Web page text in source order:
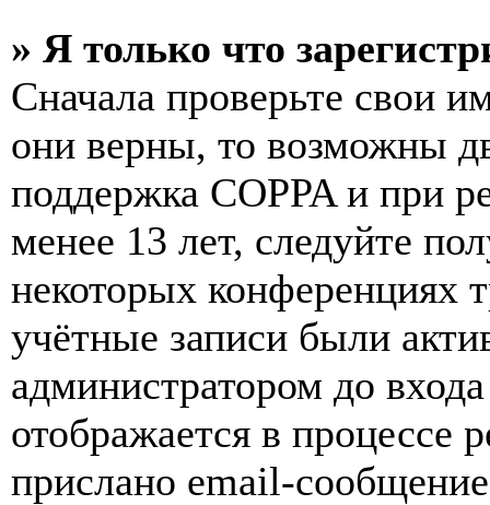
» Я только что
Сначала проверьте свои
они верны, то возможны
поддержка COPPA и при
менее 13 лет, следуйте
некоторых конференциях
учётные записи были
администратором до
отображается в процессе
прислано email-